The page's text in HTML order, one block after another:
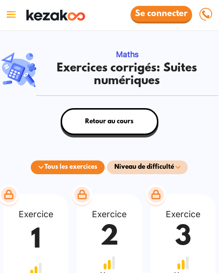
Se connecter
Maths
Exercices corrigés: Suites
numériques
Tous les exercices Niveau de difficulté
Retour au cours
Exercice
1
Exercice
2
Exercice
3